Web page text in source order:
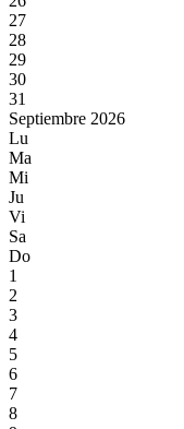
27
28
29
30
31
Septiembre 2026
Lu
Ma
Mi
Ju
Vi
Sa
Do
1
2
3
4
5
6
7
8